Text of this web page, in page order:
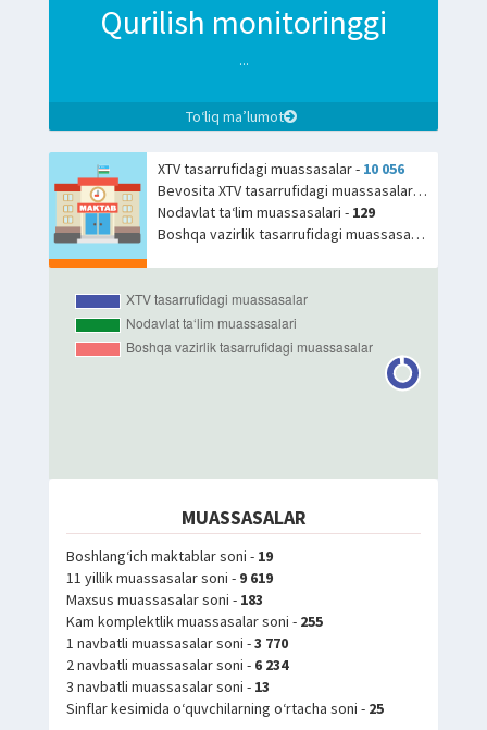
Qurilish monitoringgi
...
To‘liq ma’lumot
XTV tasarrufidagi muassasalar - 10 056
Bevosita XTV tasarrufidagi muassasalar -9
Nodavlat ta‘lim muassasalari - 129
Boshqa vazirlik tasarrufidagi muassasalari -
MUASSASALAR
Boshlang‘ich maktablar soni - 19
11 yillik muassasalar soni - 9 619
Maxsus muassasalar soni - 183
Kam komplektlik muassasalar soni - 255
1 navbatli muassasalar soni -3 770
2 navbatli muassasalar soni - 6 234
3 navbatli muassasalar soni - 13
Sinflar kesimida o‘quvchilarning o‘rtacha soni - 25